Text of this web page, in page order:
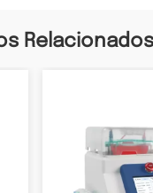
Relacionados